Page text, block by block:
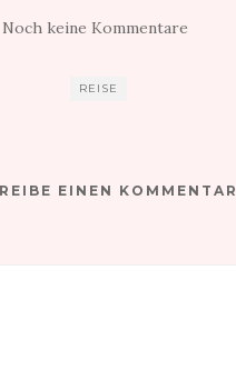
Noch keine Kommentare
REISE
EINEN KOMMENTAR